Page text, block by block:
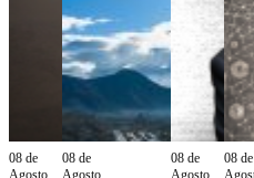
08 de
Agosto
08 de
Agosto
08 de
Agosto
08 de